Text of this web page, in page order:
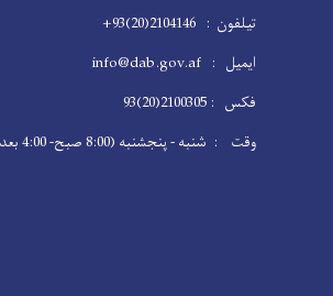
تیلفون : 2104146(20)93+
ایمیل : info@dab.gov.af
فکس : 2100305(20)93
وقت : شنبه - پنجشنبه (8:00 صبح- 4:00 بعد از ظهر)